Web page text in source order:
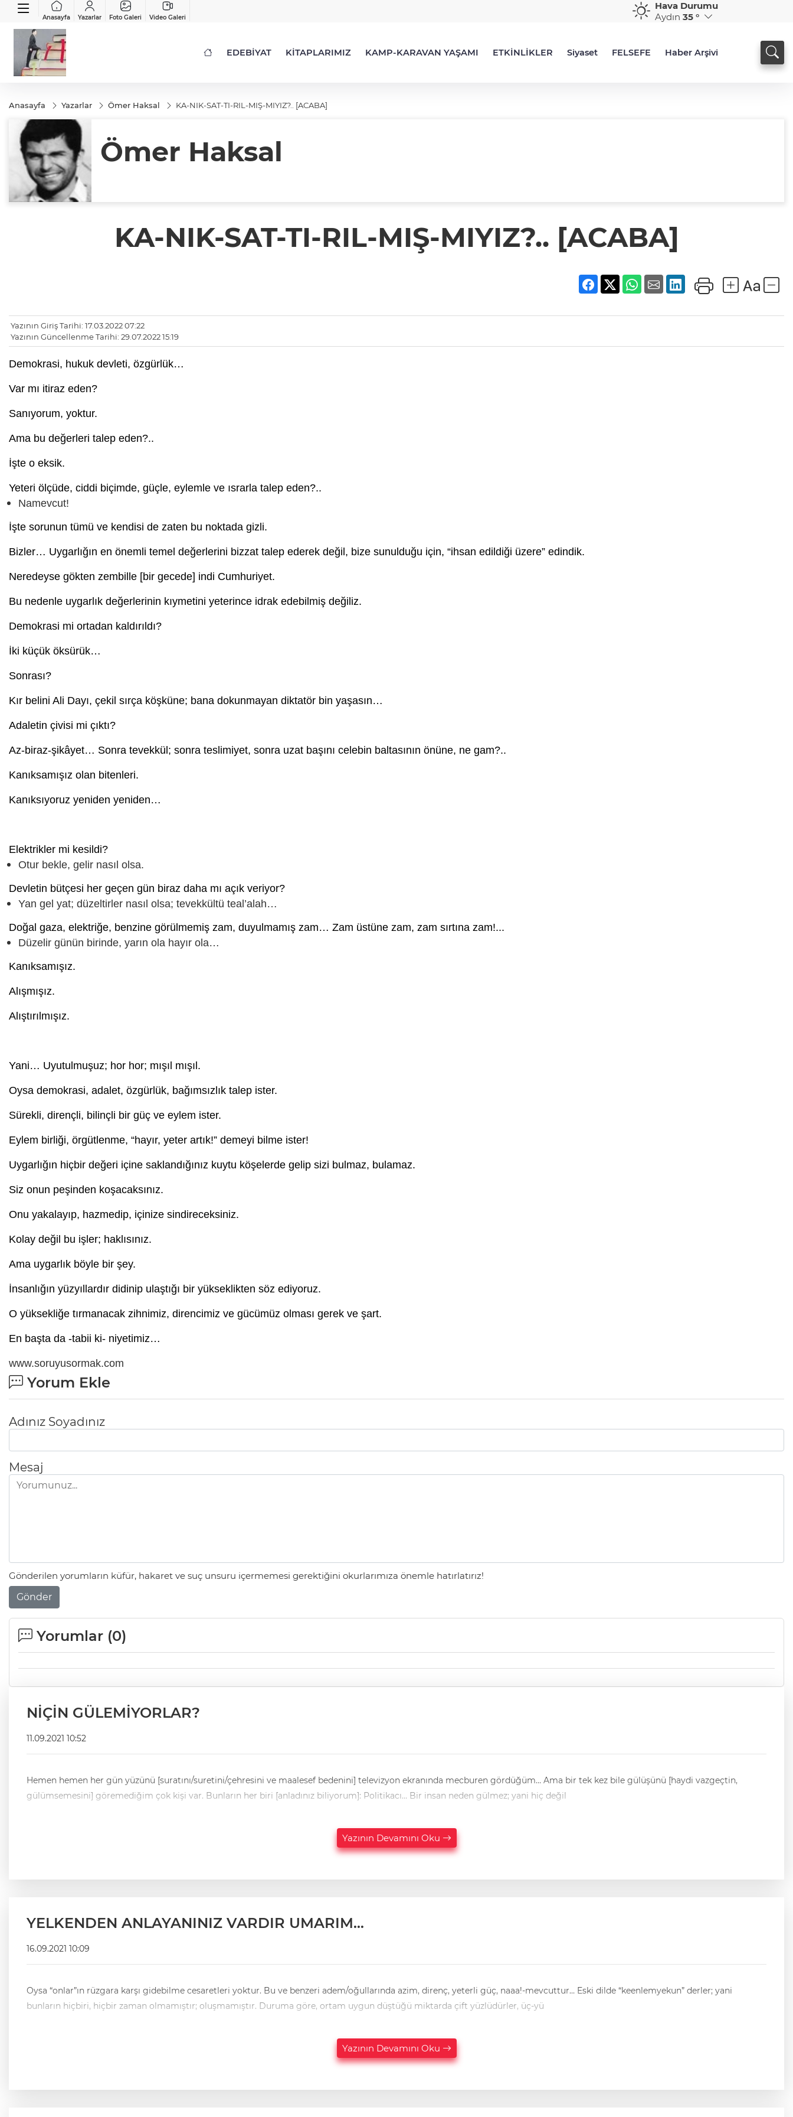
Anasayfa Yazarlar Foto Galeri Video Galeri
Hava Durumu
Aydın 35 °
EDEBİYAT KİTAPLARIMIZ KAMP-KARAVAN YAŞAMI ETKİNLİKLER Siyaset FELSEFE Haber Arşivi
Anasayfa Yazarlar Ömer Haksal KA-NIK-SAT-TI-RIL-MIŞ-MIYIZ?.. [ACABA]
Ömer Haksal
KA-NIK-SAT-TI-RIL-MIŞ-MIYIZ?.. [ACABA]
Yazının Giriş Tarihi: 17.03.2022 07:22
Yazının Güncellenme Tarihi: 29.07.2022 15:19
Demokrasi, hukuk devleti, özgürlük…
Var mı itiraz eden?
Sanıyorum, yoktur.
Ama bu değerleri talep eden?..
İşte o eksik.
Yeteri ölçüde, ciddi biçimde, güçle, eylemle ve ısrarla talep eden?..
Namevcut!
İşte sorunun tümü ve kendisi de zaten bu noktada gizli.
Bizler… Uygarlığın en önemli temel değerlerini bizzat talep ederek değil, bize sunulduğu için, “ihsan edildiği üzere” edindik.
Neredeyse gökten zembille [bir gecede] indi Cumhuriyet.
Bu nedenle uygarlık değerlerinin kıymetini yeterince idrak edebilmiş değiliz.
Demokrasi mi ortadan kaldırıldı?
İki küçük öksürük…
Sonrası?
Kır belini Ali Dayı, çekil sırça köşküne; bana dokunmayan diktatör bin yaşasın…
Adaletin çivisi mi çıktı?
Az-biraz-şikâyet… Sonra tevekkül; sonra teslimiyet, sonra uzat başını celebin baltasının önüne, ne gam?..
Kanıksamışız olan bitenleri.
Kanıksıyoruz yeniden yeniden…
Elektrikler mi kesildi?
Otur bekle, gelir nasıl olsa.
Devletin bütçesi her geçen gün biraz daha mı açık veriyor?
Yan gel yat; düzeltirler nasıl olsa; tevekkültü teal’alah…
Doğal gaza, elektriğe, benzine görülmemiş zam, duyulmamış zam… Zam üstüne zam, zam sırtına zam!...
Düzelir günün birinde, yarın ola hayır ola…
Kanıksamışız.
Alışmışız.
Alıştırılmışız.
Yani… Uyutulmuşuz; hor hor; mışıl mışıl.
Oysa demokrasi, adalet, özgürlük, bağımsızlık talep ister.
Sürekli, dirençli, bilinçli bir güç ve eylem ister.
Eylem birliği, örgütlenme, “hayır, yeter artık!” demeyi bilme ister!
Uygarlığın hiçbir değeri içine saklandığınız kuytu köşelerde gelip sizi bulmaz, bulamaz.
Siz onun peşinden koşacaksınız.
Onu yakalayıp, hazmedip, içinize sindireceksiniz.
Kolay değil bu işler; haklısınız.
Ama uygarlık böyle bir şey.
İnsanlığın yüzyıllardır didinip ulaştığı bir yükseklikten söz ediyoruz.
O yüksekliğe tırmanacak zihnimiz, direncimiz ve gücümüz olması gerek ve şart.
En başta da -tabii ki- niyetimiz…
www.soruyusormak.com
Yorum Ekle
Adınız Soyadınız
Mesaj
Gönderilen yorumların küfür, hakaret ve suç unsuru içermemesi gerektiğini okurlarımıza önemle hatırlatırız!
Gönder
Yorumlar (0)
NİÇİN GÜLEMİYORLAR?
11.09.2021 10:52
Hemen hemen her gün yüzünü [suratını/suretini/çehresini ve maalesef bedenini] televizyon ekranında mecburen gördüğüm… Ama bir tek kez bile gülüşünü [haydi vazgeçtin,
gülümsemesini] göremediğim çok kişi var. Bunların her biri [anladınız biliyorum]: Politikacı… Bir insan neden gülmez; yani hiç değil
Yazının Devamını Oku
YELKENDEN ANLAYANINIZ VARDIR UMARIM…
16.09.2021 10:09
Oysa “onlar”ın rüzgara karşı gidebilme cesaretleri yoktur. Bu ve benzeri adem/oğullarında azim, direnç, yeterli güç, naaa!-mevcuttur… Eski dilde “keenlemyekun” derler; yani
bunların hiçbiri, hiçbir zaman olmamıştır; oluşmamıştır. Duruma göre, ortam uygun düştüğü miktarda çift yüzlüdürler, üç-yü
Yazının Devamını Oku